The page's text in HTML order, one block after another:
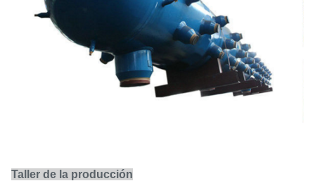
Taller de la producción